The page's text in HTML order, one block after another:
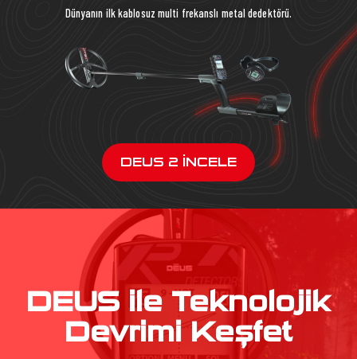
Dünyanın ilk kablosuz multi frekanslı metal dedektörü.
DEUS 2 İNCELE
DEUS ile Teknolojik
Devrimi Keşfet